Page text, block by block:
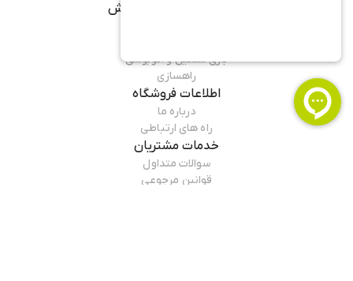
لاستیک خوروش
باری سنگین و اتوبوسی
راهسازی
اطلاعات فروشگاه
درباره ما
راه های ارتباطی
خدمات مشتریان
سوالات متداول
قوانین مرجوعی